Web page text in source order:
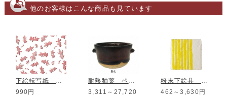
他のお客様はこんな商品も見ています
下絵転写紙 白盛 2色金魚 赤
990円
耐熱釉薬 ペタライト光沢飴釉
3,311～27,720
粉末下絵具 楽焼用 黄
462～3,630円